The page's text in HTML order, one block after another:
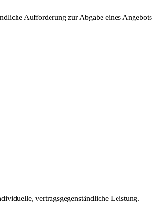
Aufforderung zur Abgabe eines Angebots
vertragsgegenständliche Leistung.